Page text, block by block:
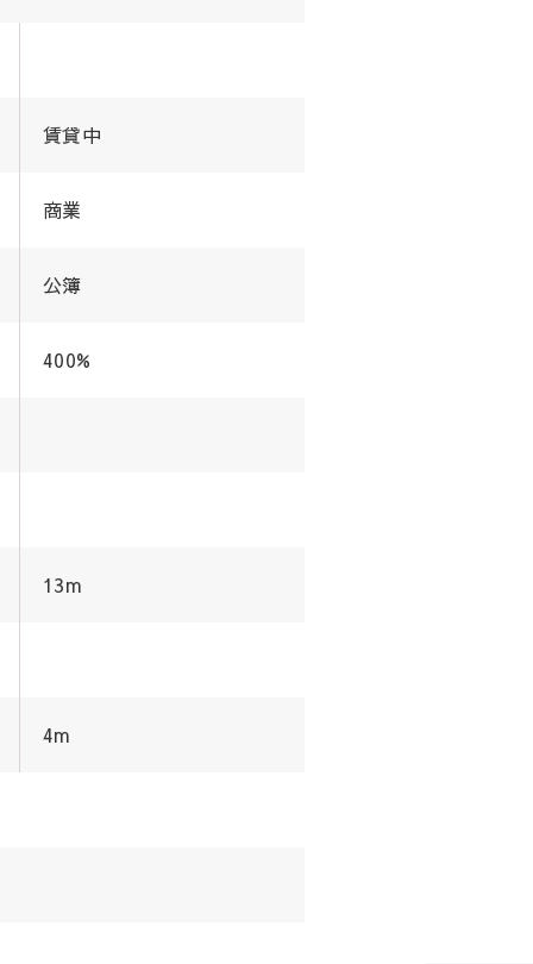
賃貸中
商業
公簿
400%
13m
4m